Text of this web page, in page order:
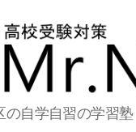
の自学自習の学習塾